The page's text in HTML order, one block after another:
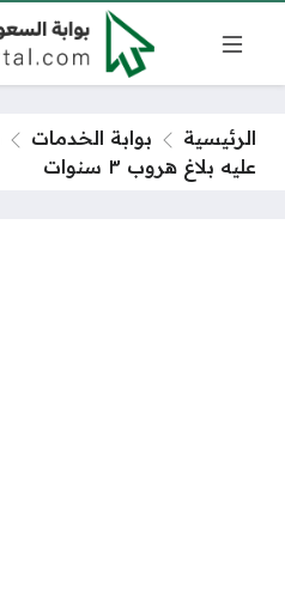
الرئيسية بوابة الخدمات
عليه بلاغ هروب ٣ سنوات